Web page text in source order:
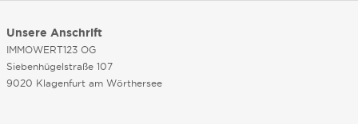
Unsere Anschrift
IMMOWERT123 OG
Siebenhügelstraße 107
9020 Klagenfurt am Wörthersee